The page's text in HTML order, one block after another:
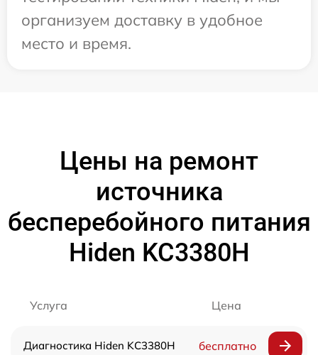
организуем доставку в удобное
место и время.
Цены на ремонт
источника
бесперебойного питания
Hiden KC3380H
Услуга Цена
Диагностика Hiden KC3380H бесплатно